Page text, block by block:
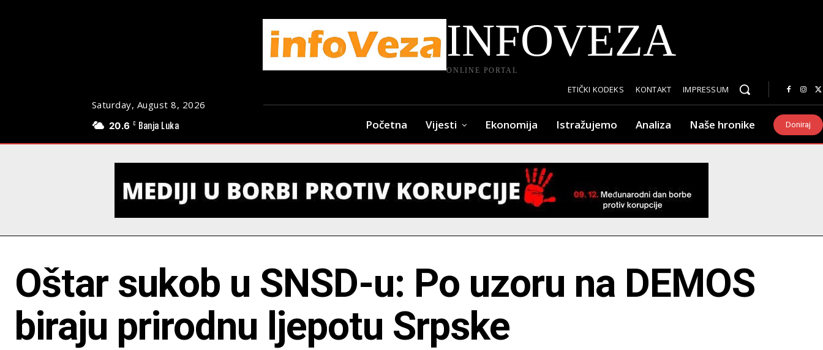
Saturday, August 8, 2026
20.6 C Banja Luka
INFOVEZA
ONLINE PORTAL
ETIČKI KODEKS KONTAKT IMPRESSUM
Početna Vijesti Ekonomija Istražujemo Analiza Naše hronike Doniraj
Oštar sukob u SNSD-u: Po uzoru na DEMOS
biraju prirodnu ljepotu Srpske